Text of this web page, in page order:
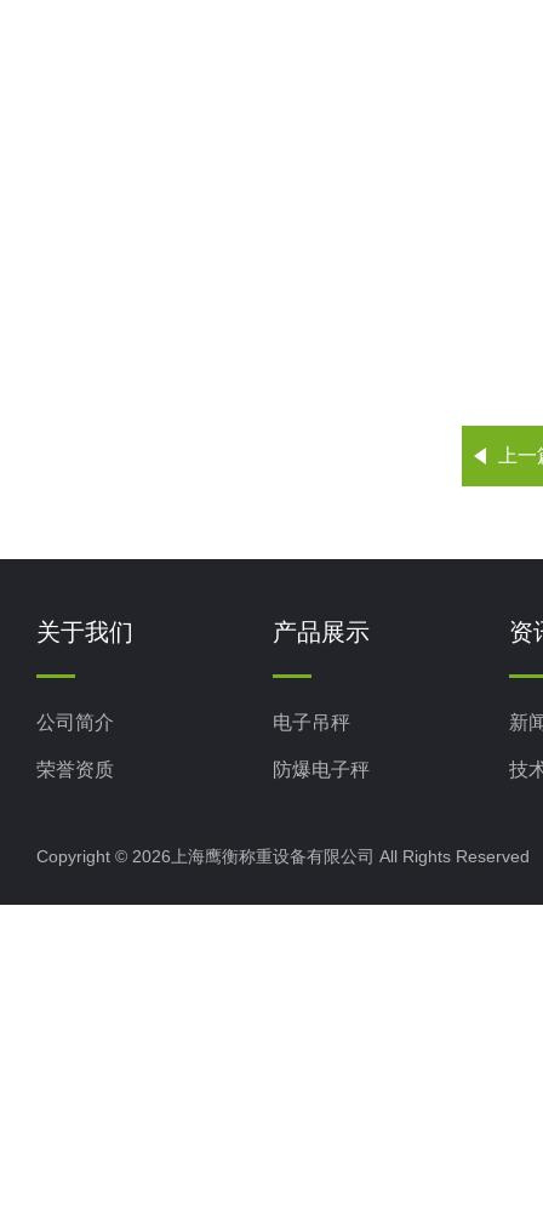
上
关于我们
公司简介
荣誉资质
产品展示
电子吊秤
防爆电子秤
电子汽车衡
电子天平
资
新
技
Copyright © 2026上海鹰衡称重设备有限公司 All Rights